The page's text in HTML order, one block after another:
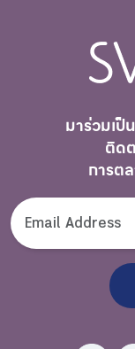
มาร่วมเ
ติด
การต